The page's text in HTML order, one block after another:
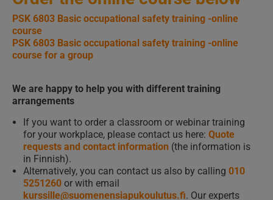
PSK 6803 Basic occupational safety training -online
course
PSK 6803 Basic occupational safety training -online
course for a group
We are happy to help you with different training
arrangements
If you want to order a classroom or webinar training
for your workplace, please contact us here: Quote
requests and contact information (the information is
in Finnish).
Alternatively, you can contact us also by calling 010
5251260or with email
kurssille@suomenensiapukoulutus.fi. Our experts